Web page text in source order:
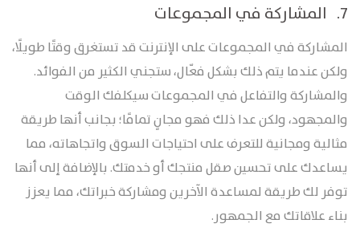
7. المشاركة في المجموعات
المشاركة في المجموعات على الإنترنت قد تستغرق وقتًا طويلًا،
ولكن عندما يتم ذلك بشكل فعّال، ستجني الكثير من الفوائد.
والمشاركة والتفاعل في المجموعات سيكلفك الوقت
والمجهود، ولكن عدا ذلك فهو مجانٍ تمامًا؛ بجانب أنها طريقة
مثالية ومجانية للتعرف على احتياجات السوق واتجاهاته، مما
يساعدك على تحسين صقل منتجك أو خدمتك. بالإضافة إلى أنها
توفر لك طريقة لمساعدة الآخرين ومشاركة خبراتك، مما يعزز
بناء علاقاتك مع الجمهور.